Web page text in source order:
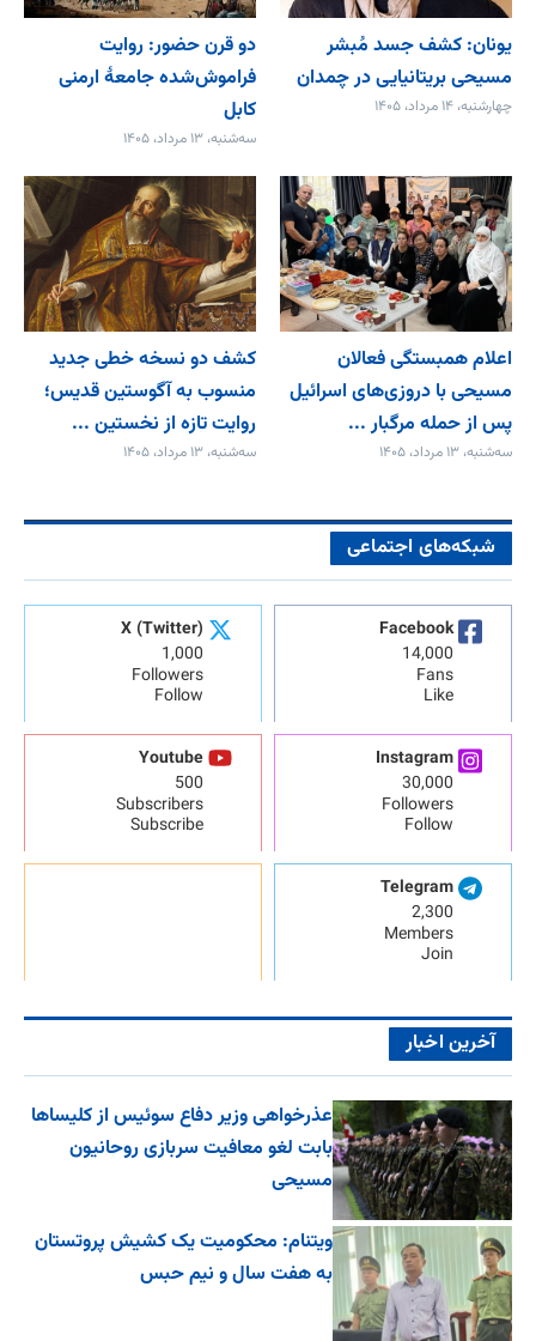
یونان: کشف جسد مُبشر
مسیحی بریتانیایی در چمدان
چهارشنبه، ۱۴ مرداد، ۱۴۰۵
دو قرن حضور: روایت
فراموش‌شده جامعۀ ارمنی
کابل
سه‌شنبه، ۱۳ مرداد، ۱۴۰۵
اعلام همبستگی فعالان
مسیحی با دروزی‌های اسرائیل
پس از حمله مرگبار ...
سه‌شنبه، ۱۳ مرداد، ۱۴۰۵
کشف دو نسخه خطی جدید
منسوب به آگوستین قدیس؛
روایت تازه از نخستین ...
سه‌شنبه، ۱۳ مرداد، ۱۴۰۵
شبکه‌های اجتماعی
Facebook
14,000
Fans
Like
X (Twitter)
1,000
Followers
Follow
Instagram
30,000
Followers
Follow
Youtube
500
Subscribers
Subscribe
Telegram
2,300
Members
Join
آخرین اخبار
عذرخواهی وزیر دفاع سوئیس از کلیساها
بابت لغو معافیت سربازی روحانیون
مسیحی
ویتنام: محکومیت یک کشیش پروتستان
به هفت سال و نیم حبس